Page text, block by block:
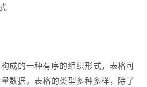
成的一种有序的组织形式，表格可
数据。表格的类型多种多样，除了